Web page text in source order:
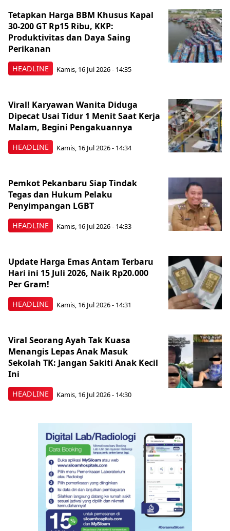
HEADLINE
Tetapkan Harga BBM Khusus Kapal
30-200 GT Rp15 Ribu, KKP:
Produktivitas dan Daya Saing
Perikanan
Kamis, 16 Jul 2026 - 14:35
HEADLINE
Viral! Karyawan Wanita Diduga
Dipecat Usai Tidur 1 Menit Saat Kerja
Malam, Begini Pengakuannya
Kamis, 16 Jul 2026 - 14:34
HEADLINE
Pemkot Pekanbaru Siap Tindak
Tegas dan Hukum Pelaku
Penyimpangan LGBT
Kamis, 16 Jul 2026 - 14:33
HEADLINE
Update Harga Emas Antam Terbaru
Hari ini 15 Juli 2026, Naik Rp20.000
Per Gram!
Kamis, 16 Jul 2026 - 14:31
HEADLINE
Viral Seorang Ayah Tak Kuasa
Menangis Lepas Anak Masuk
Sekolah TK: Jangan Sakiti Anak Kecil
Ini
Kamis, 16 Jul 2026 - 14:30